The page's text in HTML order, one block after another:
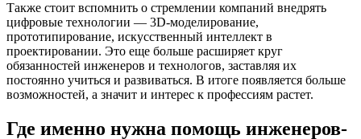
Также стоит вспомнить о стремлении компаний внедрять
цифровые технологии — 3D-моделирование,
прототипирование, искусственный интеллект в
проектировании. Это еще больше расширяет круг
обязанностей инженеров и технологов, заставляя их
постоянно учиться и развиваться. В итоге появляется больше
возможностей, а значит и интерес к профессиям растет.
Где именно нужна помощь инженеров-